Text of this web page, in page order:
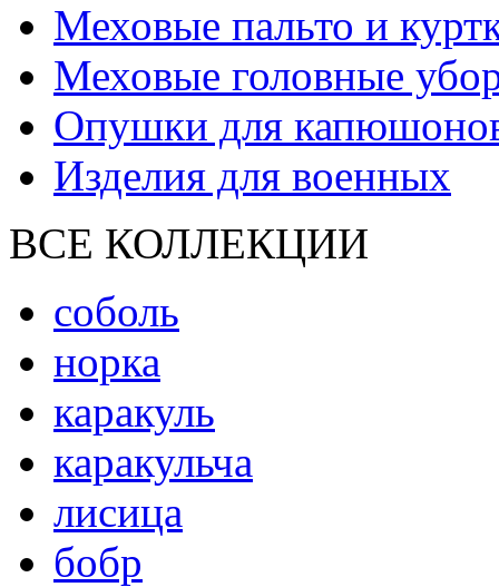
Меховые пальто и
Меховые головные
Опушки для
Изделия для военных
ВСЕ КОЛЛЕКЦИИ
соболь
норка
каракуль
каракульча
лисица
бобр